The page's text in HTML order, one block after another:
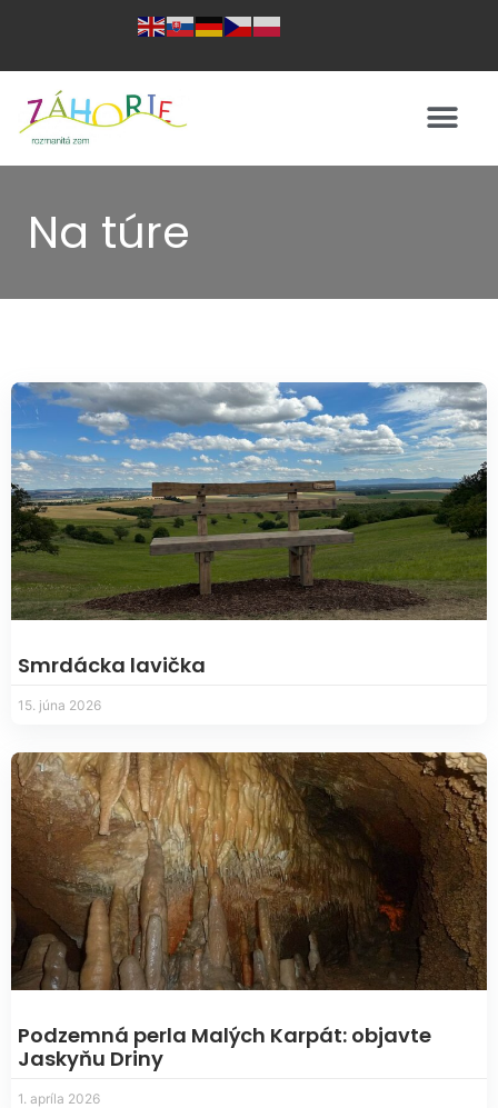
Na túre
Smrdácka lavička
15. júna 2026
Podzemná perla Malých Karpát: objavte
Jaskyňu Driny
1. apríla 2026